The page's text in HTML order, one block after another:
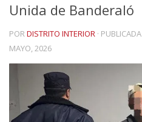
Unida de Banderaló
PORDISTRITO INTERIOR · PUBLICADA
MAYO, 2026